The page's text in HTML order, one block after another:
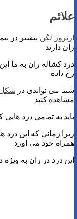
علائم
ارتروز لگن بیشتر در
ران دارند
درد کشاله ران به ما
رخ داده
شما می تواندی در شکل 1 (ارتروز لگن
مشاهده کنید
باید به تمامی درد
زیرا زمانی که این درد
همراه خود می اورد
این درد در ران به